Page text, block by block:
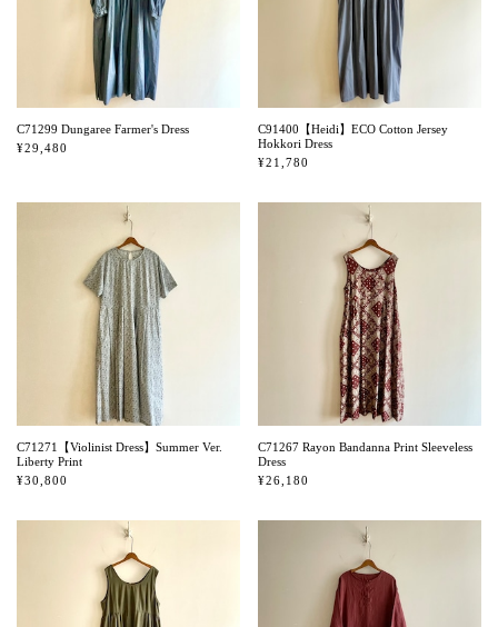
C71299 Dungaree Farmer's Dress
¥29,480
C91400【Heidi】ECO Cotton Jersey
Hokkori Dress
¥21,780
C71271【Violinist Dress】Summer Ver.
Liberty Print
¥30,800
C71267 Rayon Bandanna Print Sleeveless
Dress
¥26,180